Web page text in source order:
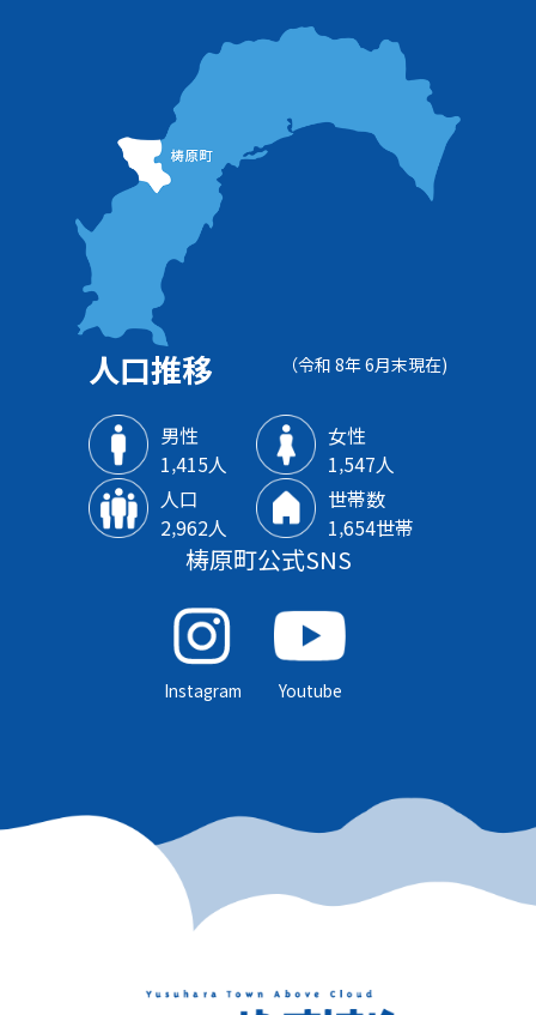
人口推移 （令和 8年 6月末現在)
男性
1‚415人
女性
1‚547人
人口
2‚962人
世帯数
1‚654世帯
梼原町公式SNS
Instagram Youtube